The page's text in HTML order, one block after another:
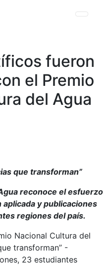
fueron
el Premio
del Agua
que transforman”
reconoce el esfuerzo
y publicaciones
regiones del país.
Nacional Cultura del
transforman” -
23 estudiantes